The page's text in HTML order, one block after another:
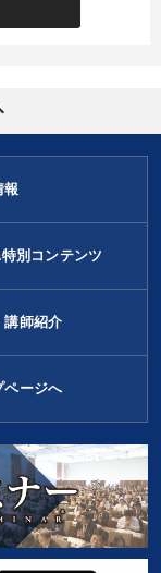
報
別コンテンツ
講師紹介
ページへ